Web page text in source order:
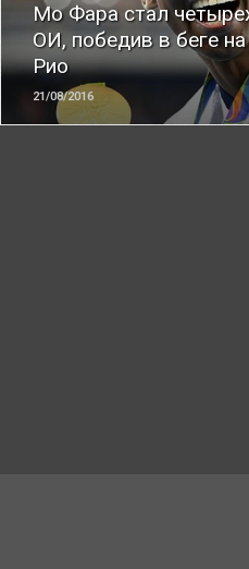
Мо Фара стал
ОИ, победив в беге
Рио
21/08/2016